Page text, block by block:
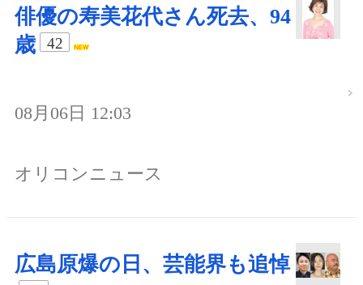
俳優の寿美花代さん死去、94
歳
42
08月06日 12:03
オリコンニュース
広島原爆の日、芸能界も追悼